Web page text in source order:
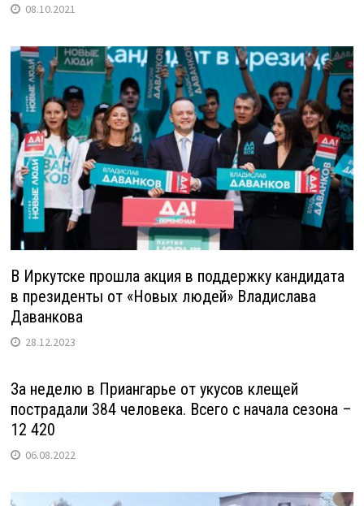
08.10.2021
В Иркутске прошла акция в поддержку кандидата
в президенты от «Новых людей» Владислава
Даванкова
28.12.2023
За неделю в Приангарье от укусов клещей
пострадали 384 человека. Всего с начала сезона –
12 420
06.08.2022